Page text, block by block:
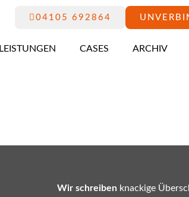
04105 692864
LEISTUNGEN CASES ARCHIV
Wir schreiben knackige